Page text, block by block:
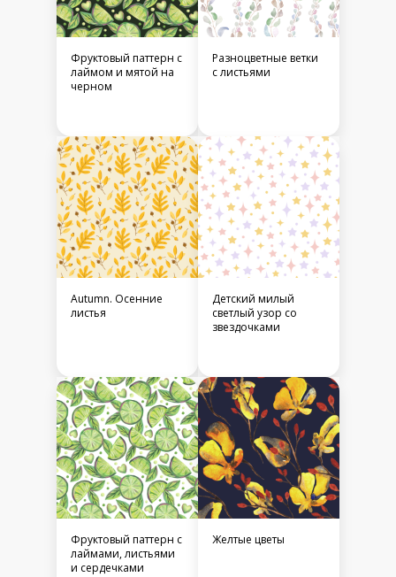
Фруктовый паттерн с
лаймом и мятой на
черном
Разноцветные ветки
с листьями
Autumn. Осенние
листья
Детский милый
светлый узор со
звездочками
Фруктовый паттерн с
лаймами, листьями
и сердечками
Желтые цветы